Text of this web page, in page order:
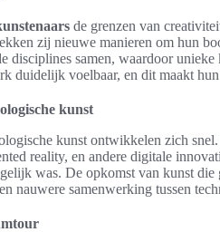
de grenzen van
zij nieuwe manieren om hun
disciplines samen, waardoor
duidelijk voelbaar, en dit maakt
kunst
kunst ontwikkelen zich
reality, en andere digitale
was. De opkomst van kunst
nauwere samenwerking tussen